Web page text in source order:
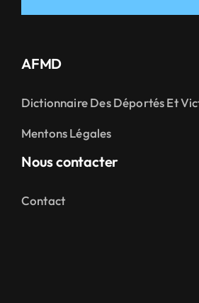
AFMD
Dictionnaire Des Déportés Et
Mentons Légales
Nous contacter
Contact